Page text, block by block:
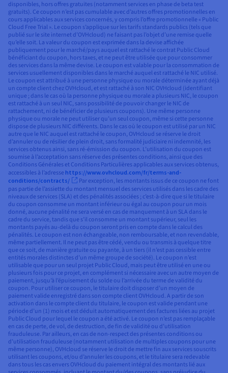
disponibles, hors offres gratuites (notamment services en phase de beta test
gratuits). Ce coupon n’est pas cumulable avec d’autres offres promotionnelles en
cours applicables aux services concernés, y compris l’offre promotionnelle « Public
Cloud Free Trial ». Le coupon s’applique sur les tarifs standards publics (tels que
publié sur le site internet d’OVHcloud) ne faisant pas l’objet d’une remise quelle
qu’elle soit. La valeur du coupon est exprimée dans la devise affichée
publiquement pour le marché/pays auquel est rattaché le contrat Public Cloud
bénéficiant du coupon, hors taxes, et ne peut être utilisée que pour consommer
des services dans la même devise. Le coupon est valable pour la consommation de
services usuellement disponibles dans le marché auquel est rattaché le NIC utilisé.
Le coupon est attribué à une personne physique ou morale déterminée ayant déjà
un compte client chez OVHcloud, et est rattaché à son NIC OVHcloud (identifiant
unique ; dans le cas où la personne physique ou morale a plusieurs NIC, le coupon
est rattaché à un seul NIC, sans possibilité de pouvoir changer le NIC de
rattachement, ni de bénéficier de plusieurs coupons). Une même personne
physique ou morale ne peut utiliser qu’un seul coupon, même si cette personne
dispose de plusieurs NIC différents. Dans le cas où le coupon est utilisé par un NIC
autre que le NIC auquel est rattaché le coupon, OVHcloud se réserve le droit
d’annuler ou de résilier de plein droit, sans formalité judiciaire ni indemnité, les
services obtenus ainsi, sans ré-émission du coupon. L’utilisation du coupon est
soumise à l’acceptation sans réserve des présentes conditions, ainsi que des
Conditions Générales et Conditions Particulières applicables aux services obtenus,
accessibles à l’adresse https://www.ovhcloud.com/fr/terms-and-
conditions/contracts/
Par exception, les montants issus de ce coupon ne font
pas partie de l’assiette du montant mensuel des services utilisés dans les cadre des
niveaux de services (SLA) et des pénalités associées ; c’est-à-dire que si le titulaire
du coupon consomme un montant inférieur ou égal au coupon pour un mois
donné, aucune pénalité ne sera versé en cas de manquement à un SLA dans le
cadre du service, tandis que s’il consomme un montant supérieur, seul les
montants payés au-delà du coupon seront pris en compte dans le calcul des
pénalités. Le coupon est non échangeable, non remboursable, et non revendable,
même partiellement. Il ne peut pas être cédé, vendu ou transmis à quelque titre
que ce soit, de manière gratuite ou payante, à un tiers (il n’est pas cessible entre
entités morales distinctes d’un même groupe de société). Le coupon n’est
utilisable que pour un seul projet Public Cloud, mais peut être utilisé en une ou
plusieurs fois pour ce projet, en complément si nécessaire avec un autre moyen de
paiement, jusqu’à l’épuisement du solde ou l’arrivée du terme de validité du
coupon. Pour utiliser ce coupon, le titulaire doit disposer d’un moyen de
paiement valide enregistré dans son compte client OVHcloud. A partir de son
activation dans le compte client du titulaire, le coupon est valide pendant une
période d’un (1) mois et est déduit automatiquement des factures liées au projet
Public Cloud pour lequel le coupon a été activé. Le coupon n’est pas remplaçable
en cas de perte, de vol, de destruction, de fin de validité ou d’utilisation
frauduleuse. Par ailleurs, en cas de non-respect des présentes conditions ou
d’utilisation frauduleuse (notamment utilisation de multiples coupons pour une
même personne), OVHcloud se réserve le droit de mettre fin aux services souscrits
utilisant les coupons, et/ou d’annuler les coupons, et le titulaire sera redevable
dans tous les cas envers OVHcloud du paiement intégral des montants lié aux